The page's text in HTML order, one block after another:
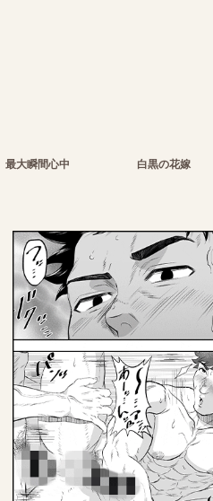
最大瞬間心中 白黒の花嫁